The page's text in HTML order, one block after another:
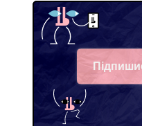
Facebook